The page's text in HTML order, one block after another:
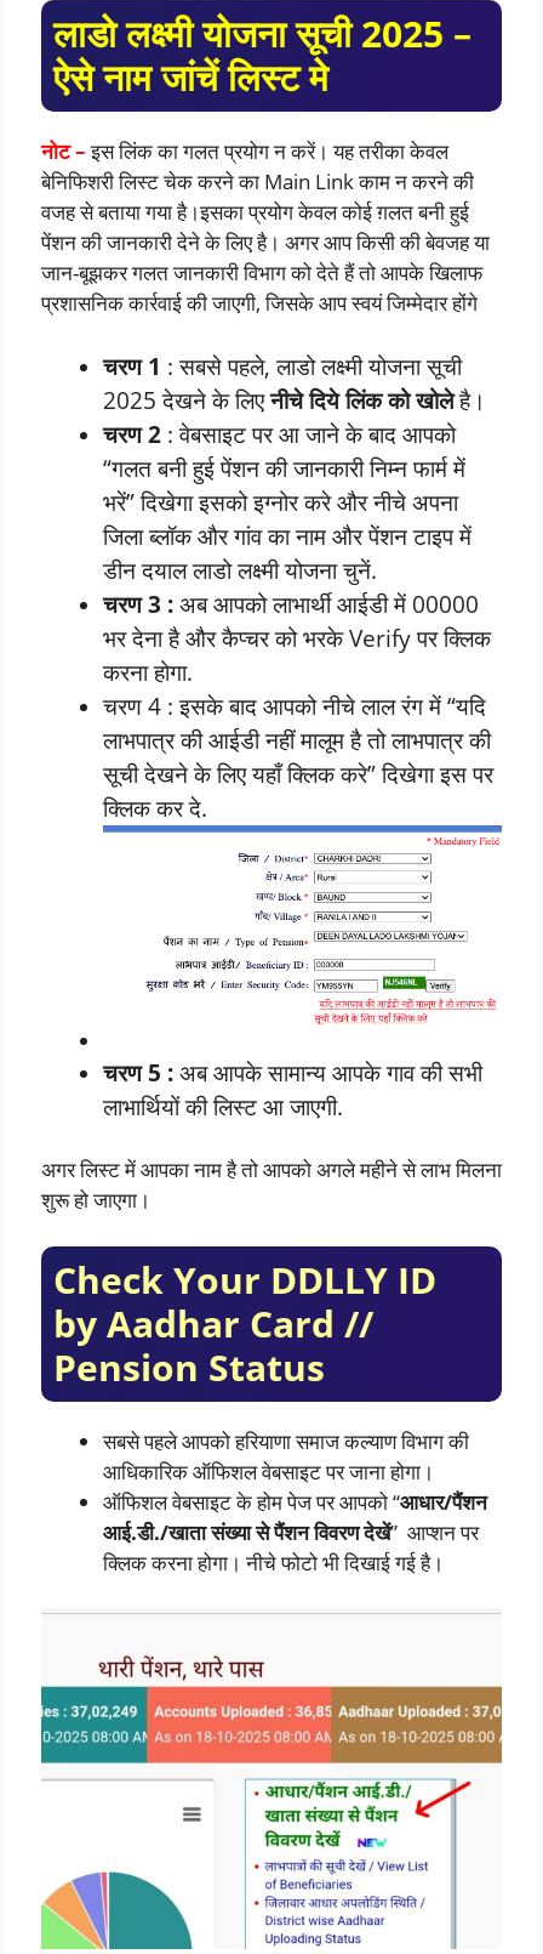
लाडो लक्ष्मी योजना सूची 2025 –
ऐसे नाम जांचें लिस्ट मे
नोट – इस लिंक का गलत प्रयोग न करें। यह तरीका केवल
बेनिफिशरी लिस्ट चेक करने का Main Link काम न करने की
वजह से बताया गया है।इसका प्रयोग केवल कोई ग़लत बनी हुई
पेंशन की जानकारी देने के लिए है। अगर आप किसी की बेवजह या
जान-बूझकर गलत जानकारी विभाग को देते हैं तो आपके खिलाफ
प्रशासनिक कार्रवाई की जाएगी, जिसके आप स्वयं जिम्मेदार होंगे
चरण 1 : सबसे पहले, लाडो लक्ष्मी योजना सूची
2025 देखने के लिएनीचे दिये लिंक को खोलेहै।
चरण 2 : वेबसाइट पर आ जाने के बाद आपको
“गलत बनी हुई पेंशन की जानकारी निम्न फार्म में
भरें” दिखेगा इसको इग्नोर करे और नीचे अपना
जिला ब्लॉक और गांव का नाम और पेंशन टाइप में
डीन दयाल लाडो लक्ष्मी योजना चुनें.
चरण 3 : अब आपको लाभार्थी आईडी में 00000
भर देना है और कैप्चर को भरके Verify पर क्लिक
करना होगा.
चरण 4 : इसके बाद आपको नीचे लाल रंग में “यदि
लाभपात्र की आईडी नहीं मालूम है तो लाभपात्र की
सूची देखने के लिए यहाँ क्लिक करे” दिखेगा इस पर
क्लिक कर दे.
चरण 5 : अब आपके सामान्य आपके गाव की सभी
लाभार्थियों की लिस्ट आ जाएगी.
अगर लिस्ट में आपका नाम है तो आपको अगले महीने से लाभ मिलना
शुरू हो जाएगा।
Check Your DDLLY ID
by Aadhar Card //
Pension Status
सबसे पहले आपको हरियाणा समाज कल्याण विभाग की
आधिकारिक ऑफिशल वेबसाइट पर जाना होगा।
ऑफिशल वेबसाइट के होम पेज पर आपको “आधार/पैंशन
आई.डी./खाता संख्या से पैंशन विवरणदेखें” आप्शन पर
क्लिक करना होगा। नीचे फोटो भी दिखाई गई है।